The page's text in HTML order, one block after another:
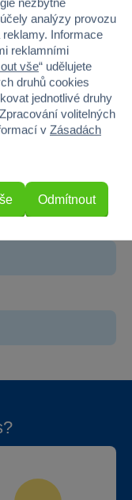
EUC
Surprise!
nezbytné
analýzy provozu
Informace
reklamními
vše“ udělujete
druhů cookies
jednotlivé druhy
volitelných
v Zásadách
Odmítnout